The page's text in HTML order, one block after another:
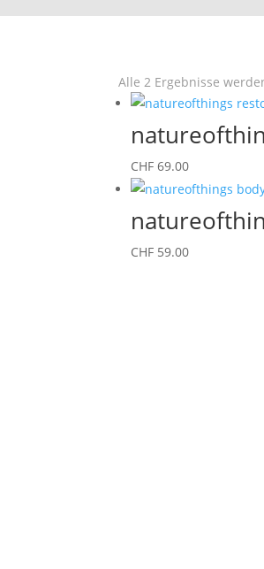
Alle 2 Ergebnisse
CHF 69.00
CHF 59.00